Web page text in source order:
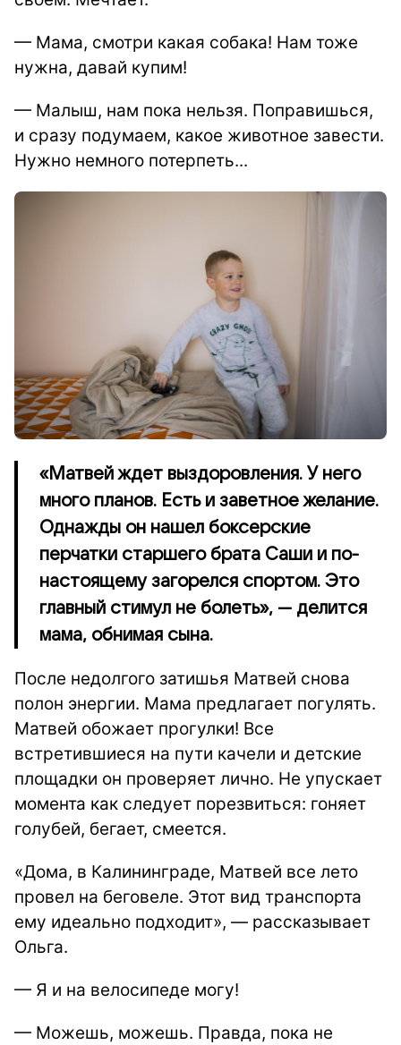
— Мама, смотри какая собака! Нам тоже
нужна, давай купим!
— Малыш, нам пока нельзя. Поправишься,
и сразу подумаем, какое животное завести.
Нужно немного потерпеть...
«Матвей ждет выздоровления. У него
много планов. Есть и заветное желание.
Однажды он нашел боксерские
перчатки старшего брата Саши и по-
настоящему загорелся спортом. Это
главный стимул не болеть», — делится
мама, обнимая сына.
После недолгого затишья Матвей снова
полон энергии. Мама предлагает погулять.
Матвей обожает прогулки! Все
встретившиеся на пути качели и детские
площадки он проверяет лично. Не упускает
момента как следует порезвиться: гоняет
голубей, бегает, смеется.
«Дома, в Калининграде, Матвей все лето
провел на беговеле. Этот вид транспорта
ему идеально подходит», — рассказывает
Ольга.
— Я и на велосипеде могу!
— Можешь, можешь. Правда, пока не